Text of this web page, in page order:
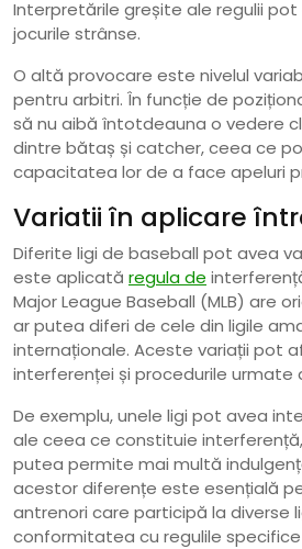
Interpretările greșite ale regulii pot
jocurile strânse.
O altă provocare este nivelul
pentru arbitri. În funcție de
să nu aibă întotdeauna o vedere
dintre bătaș și catcher, ceea ce
capacitatea lor de a face apeluri
Variatii în aplicare
Diferite ligi de baseball pot avea
este aplicată regula de
Major League Baseball (MLB) are
ar putea diferi de cele din ligile
internaționale. Aceste variații pot
interferenței și procedurile urmate
De exemplu, unele ligi pot avea
ale ceea ce constituie
putea permite mai multă
acestor diferențe este esențială
antrenori care participă la diverse
conformitatea cu regulile specifice